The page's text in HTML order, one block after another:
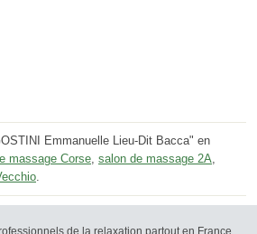
Emmanuelle Lieu-Dit Bacca" en
massage Corse salon de massage 2A
de la relaxation partout en France